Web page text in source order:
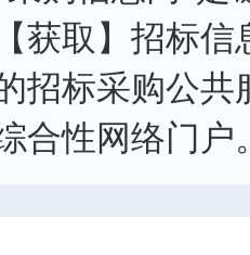
获取】招标
招标采购公
合性网络门户